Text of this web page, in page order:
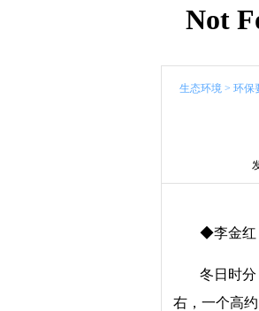
生态环境 > 环保
◆李金红
冬日时
右，一个高